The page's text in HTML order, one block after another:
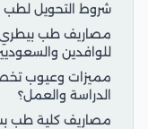
شروط التحويل
مصاريف طب بيطري
للوافدين
مميزات وعيوب
الدراسة والعمل؟
مصاريف كلية طب